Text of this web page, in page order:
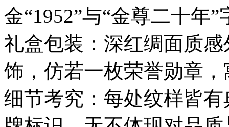
金“1952”与“金尊二十年
礼盒包装：深红绸面质
饰，仿若一枚荣誉勋章，
细节考究：每处纹样皆